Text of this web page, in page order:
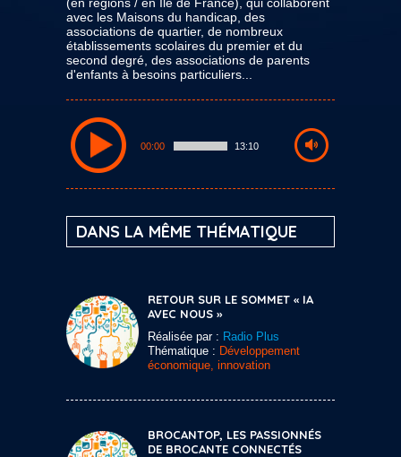
avec les Maisons du handicap, des
associations de quartier, de nombreux
établissements scolaires du premier et du
second degré, des associations de parents
d'enfants à besoins particuliers...
00:00 13:10
DANS LA MÊME THÉMATIQUE
RETOUR SUR LE SOMMET « IA
AVEC NOUS »
Réalisée par : Radio Plus
Thématique : Développement
économique, innovation
BROCANTOP, LES PASSIONNÉS
DE BROCANTE CONNECTÉS